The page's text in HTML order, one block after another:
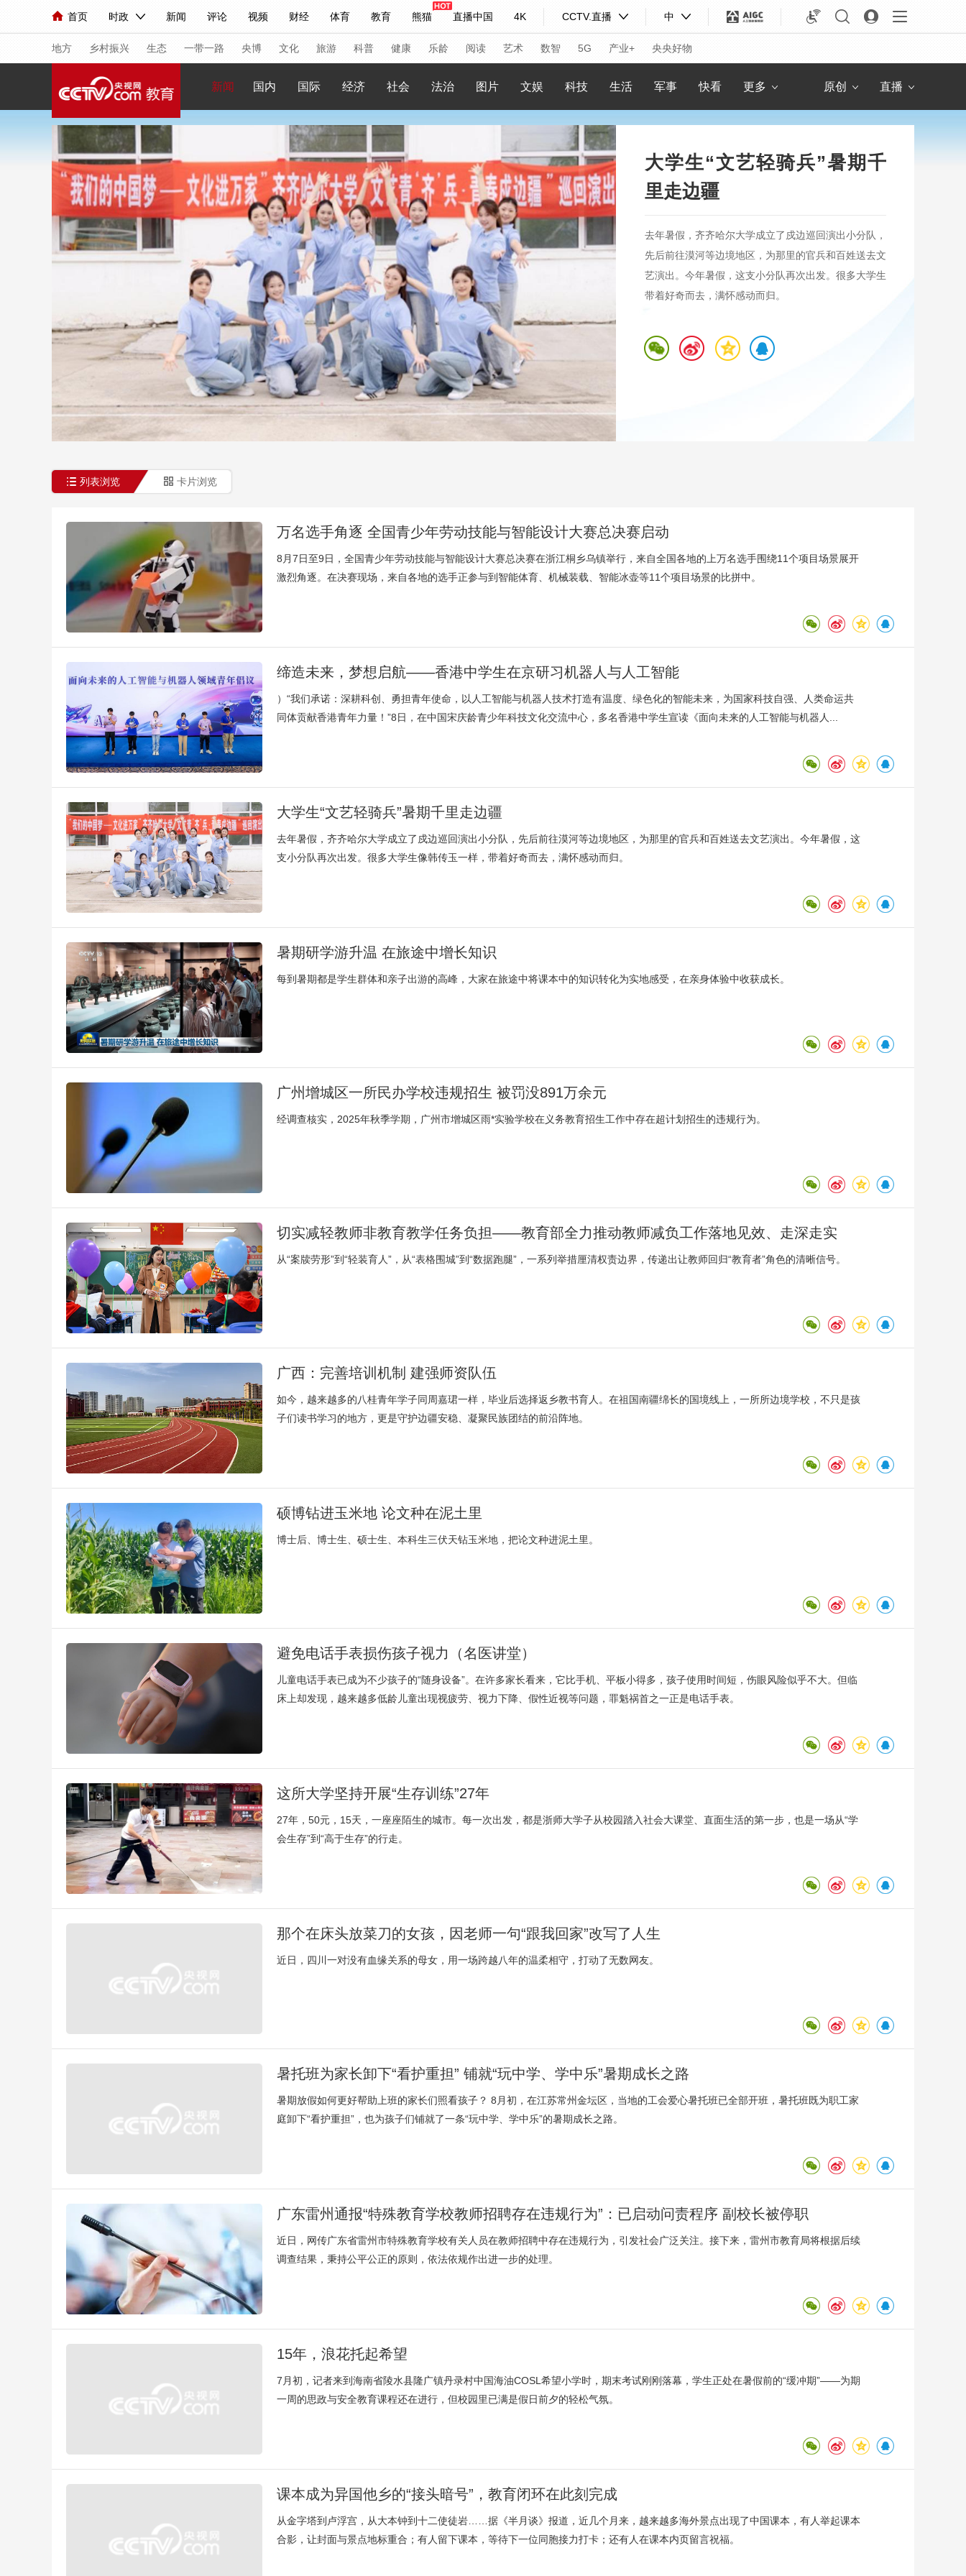
首页 时政 新闻 评论 视频 财经 体育 教育 熊猫 直播中国 4K CCTV.直播 中
人民领袖习近平 联播+ 中国领导人 央视快评 习式妙语 热解读 天天学习
直播 栏目大全 节目单 听音 微视频 主持人 下载央视影音
海外频道 iPanda English Монгол
地方 乡村振兴 生态 一带一路 央博 文化 旅游 科普 健康 乐龄 阅读 艺术 数智 5G 产业+ 央央好物
总台春晚 网络春晚
新闻 国内 国际 评论 经济 军事 科技 法治 文娱 人物 公益 图片
人民领袖习近平 联播+ 热解读 天天学习 习式妙语 央视快评 央视网评 光华锐评 锋面
视频 小央视频 小央直播 直播中国 熊猫频道 VR/AR 4K专区 全景新闻
现场 前线 比划 蓝海中国 新兵请入列 人生第一次 人生第二次
2026年世界杯 2026年冬奥会 CBA NBA 中超 国足 综合体育 亚冬会
CCTV奥林匹克频道 生活体育大会 体育江湖 文化体育 冰雪道路
财经 教育 乡村振兴 生态环境 一带一路 央博 非遗 文化 旅游 科普 艺术 汽车 数智
大国展会 大国保险 云顶对话 云起 超级工厂 智敬中国 全民健康
新闻 国内 国际 经济 社会 法治 图片 文娱 科技 生活 军事 快看 更多 原创 直播
教育 热解读 快看
社会与法
农业农村
大学生“文艺轻骑兵”暑期千
里走边疆
去年暑假，齐齐哈尔大学成立了戍边巡回演出小分队，
先后前往漠河等边境地区，为那里的官兵和百姓送去文
艺演出。今年暑假，这支小分队再次出发。很多大学生
带着好奇而去，满怀感动而归。
列表浏览 卡片浏览
万名选手角逐 全国青少年劳动技能与智能设计大赛总决赛启动
8月7日至9日，全国青少年劳动技能与智能设计大赛总决赛在浙江桐乡乌镇举行，来自全国各地的上万名选手围绕11个项目场景展开
激烈角逐。在决赛现场，来自各地的选手正参与到智能体育、机械装载、智能冰壶等11个项目场景的比拼中。
缔造未来，梦想启航——香港中学生在京研习机器人与人工智能
）“我们承诺：深耕科创、勇担青年使命，以人工智能与机器人技术打造有温度、绿色化的智能未来，为国家科技自强、人类命运共
同体贡献香港青年力量！”8日，在中国宋庆龄青少年科技文化交流中心，多名香港中学生宣读《面向未来的人工智能与机器人...
大学生“文艺轻骑兵”暑期千里走边疆
去年暑假，齐齐哈尔大学成立了戍边巡回演出小分队，先后前往漠河等边境地区，为那里的官兵和百姓送去文艺演出。今年暑假，这
支小分队再次出发。很多大学生像韩传玉一样，带着好奇而去，满怀感动而归。
暑期研学游升温 在旅途中增长知识
每到暑期都是学生群体和亲子出游的高峰，大家在旅途中将课本中的知识转化为实地感受，在亲身体验中收获成长。
广州增城区一所民办学校违规招生 被罚没891万余元
经调查核实，2025年秋季学期，广州市增城区雨*实验学校在义务教育招生工作中存在超计划招生的违规行为。
切实减轻教师非教育教学任务负担——教育部全力推动教师减负工作落地见效、走深走实
从“案牍劳形”到“轻装育人”，从“表格围城”到“数据跑腿”，一系列举措厘清权责边界，传递出让教师回归“教育者”角色的清晰信号。
广西：完善培训机制 建强师资队伍
如今，越来越多的八桂青年学子同周嘉珺一样，毕业后选择返乡教书育人。在祖国南疆绵长的国境线上，一所所边境学校，不只是孩
子们读书学习的地方，更是守护边疆安稳、凝聚民族团结的前沿阵地。
硕博钻进玉米地 论文种在泥土里
博士后、博士生、硕士生、本科生三伏天钻玉米地，把论文种进泥土里。
避免电话手表损伤孩子视力（名医讲堂）
儿童电话手表已成为不少孩子的“随身设备”。在许多家长看来，它比手机、平板小得多，孩子使用时间短，伤眼风险似乎不大。但临
床上却发现，越来越多低龄儿童出现视疲劳、视力下降、假性近视等问题，罪魁祸首之一正是电话手表。
这所大学坚持开展“生存训练”27年
27年，50元，15天，一座座陌生的城市。每一次出发，都是浙师大学子从校园踏入社会大课堂、直面生活的第一步，也是一场从“学
会生存”到“高于生存”的行走。
那个在床头放菜刀的女孩，因老师一句“跟我回家”改写了人生
近日，四川一对没有血缘关系的母女，用一场跨越八年的温柔相守，打动了无数网友。
暑托班为家长卸下“看护重担” 铺就“玩中学、学中乐”暑期成长之路
暑期放假如何更好帮助上班的家长们照看孩子？ 8月初，在江苏常州金坛区，当地的工会爱心暑托班已全部开班，暑托班既为职工家
庭卸下“看护重担”，也为孩子们铺就了一条“玩中学、学中乐”的暑期成长之路。
广东雷州通报“特殊教育学校教师招聘存在违规行为”：已启动问责程序 副校长被停职
近日，网传广东省雷州市特殊教育学校有关人员在教师招聘中存在违规行为，引发社会广泛关注。接下来，雷州市教育局将根据后续
调查结果，秉持公平公正的原则，依法依规作出进一步的处理。
15年，浪花托起希望
7月初，记者来到海南省陵水县隆广镇丹录村中国海油COSL希望小学时，期末考试刚刚落幕，学生正处在暑假前的“缓冲期”——为期
一周的思政与安全教育课程还在进行，但校园里已满是假日前夕的轻松气氛。
课本成为异国他乡的“接头暗号”，教育闭环在此刻完成
从金字塔到卢浮宫，从大本钟到十二使徒岩……据《半月谈》报道，近几个月来，越来越多海外景点出现了中国课本，有人举起课本
合影，让封面与景点地标重合；有人留下课本，等待下一位同胞接力打卡；还有人在课本内页留言祝福。